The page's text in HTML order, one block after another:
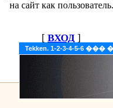
Tekken. 1-2-3-4-5-6
на сайт как пользователь.
[ ВХОД ]